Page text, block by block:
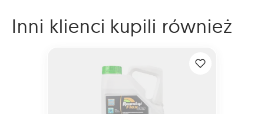
Inni klienci kupili również